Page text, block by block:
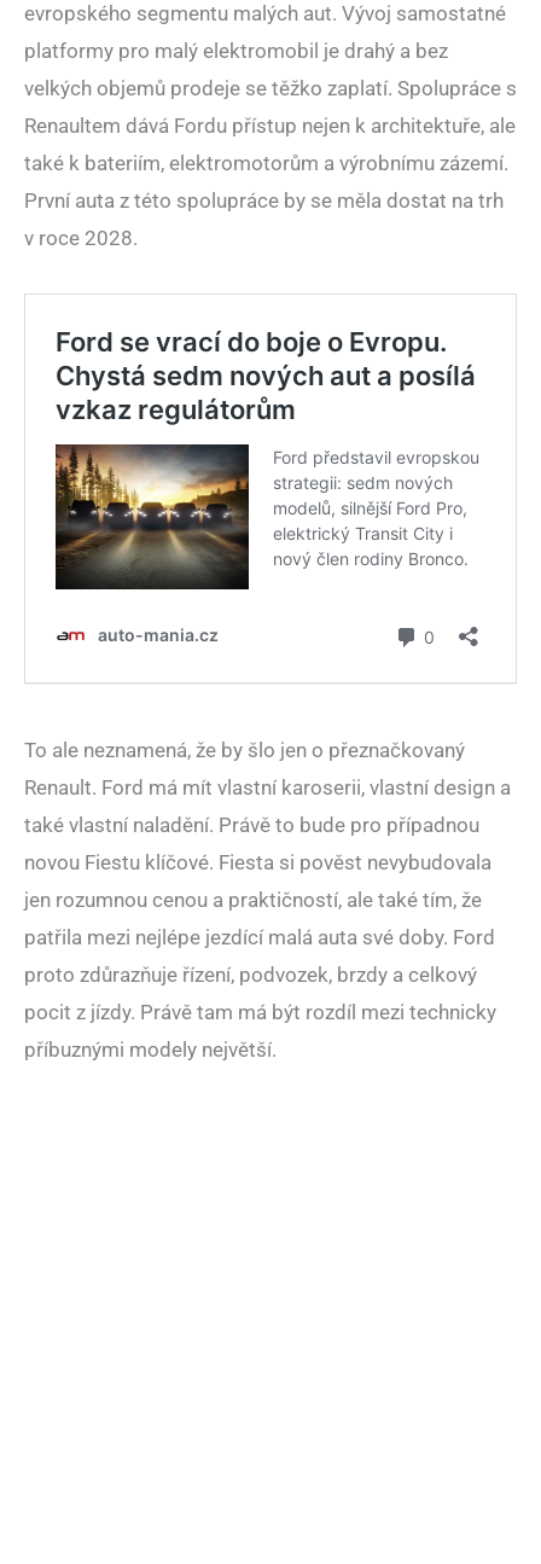
evropského segmentu malých aut. Vývoj samostatné
platformy pro malý elektromobil je drahý a bez
velkých objemů prodeje se těžko zaplatí. Spolupráce s
Renaultem dává Fordu přístup nejen k architektuře, ale
také k bateriím, elektromotorům a výrobnímu zázemí.
První auta z této spolupráce by se měla dostat na trh
v roce 2028.
To ale neznamená, že by šlo jen o přeznačkovaný
Renault. Ford má mít vlastní karoserii, vlastní design a
také vlastní naladění. Právě to bude pro případnou
novou Fiestu klíčové. Fiesta si pověst nevybudovala
jen rozumnou cenou a praktičností, ale také tím, že
patřila mezi nejlépe jezdící malá auta své doby. Ford
proto zdůrazňuje řízení, podvozek, brzdy a celkový
pocit z jízdy. Právě tam má být rozdíl mezi technicky
příbuznými modely největší.